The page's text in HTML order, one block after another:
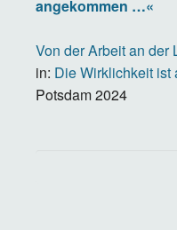
angekommen …«
Von der Arbeit an der
in: Die Wirklichkeit
Potsdam2024